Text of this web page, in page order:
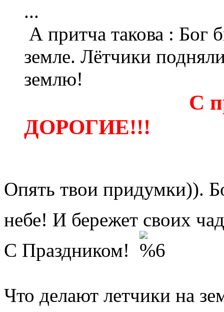
...
А притча такова : Бог
земле. Лётчики
землю!
С
ДОРОГИЕ!!!
Опять твои придумки)).
небе! И бережет своих
С Праздником!
Что делают летчики на